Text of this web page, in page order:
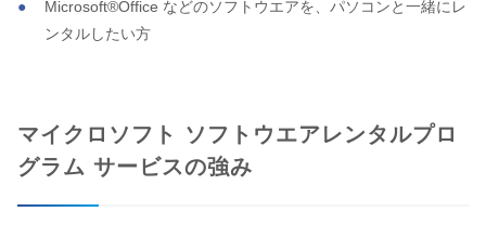
Microsoft®Office などのソフトウエアを、パソコンと一緒にレ
ンタルしたい方
マイクロソフト ソフトウエアレンタルプロ
グラム サービスの強み